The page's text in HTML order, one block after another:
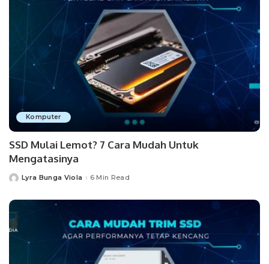
Komputer
SSD Mulai Lemot? 7 Cara Mudah Untuk
Mengatasinya
PostedLyra Bunga Viola 6 Min Read